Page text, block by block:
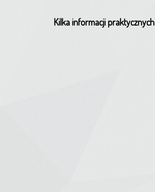
Kilka informacji